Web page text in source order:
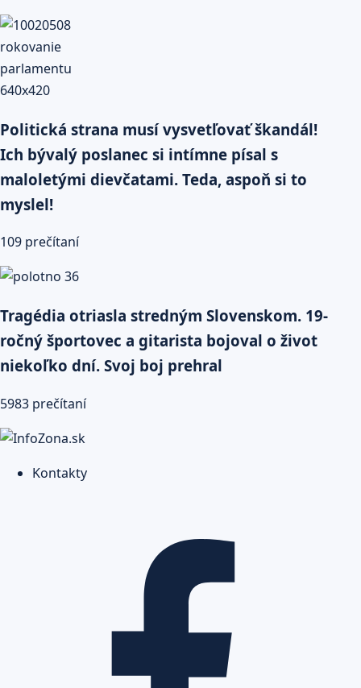
Politická strana musí vysvetľovať škandál!
Ich bývalý poslanec si intímne písal s
maloletými dievčatami. Teda, aspoň si to
myslel!
109 prečítaní
Tragédia otriasla stredným Slovenskom. 19-
ročný športovec a gitarista bojoval o život
niekoľko dní. Svoj boj prehral
5983 prečítaní
Kontakty